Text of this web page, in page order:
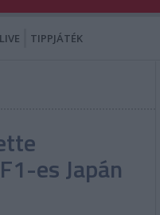
LIVE TIPPJÁTÉK
es Japán